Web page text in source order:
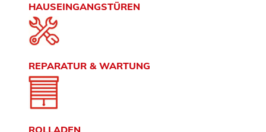
HAUSEINGANGSTÜREN
REPARATUR & WARTUNG